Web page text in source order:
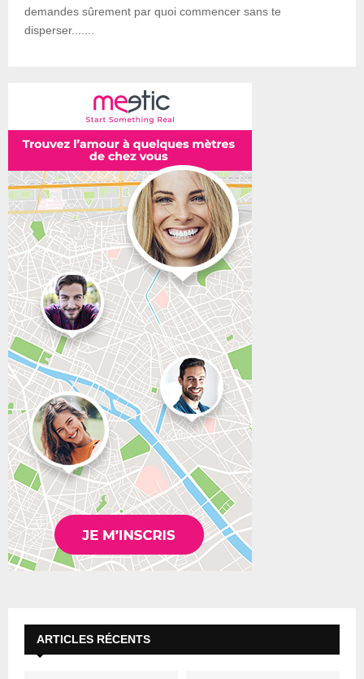
demandes sûrement par quoi commencer sans te
disperser.......
ARTICLES RÉCENTS